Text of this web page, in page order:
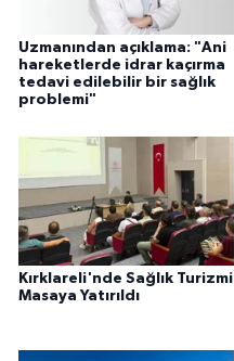
Uzmanından açıklama: "Ani
hareketlerde idrar kaçırma
tedavi edilebilir bir sağlık
problemi"
Kırklareli'nde Sağlık Turizmi
Masaya Yatırıldı